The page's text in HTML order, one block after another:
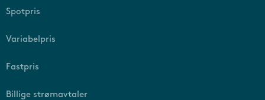
Spotpris
Variabelpris
Fastpris
Billige strømavtaler